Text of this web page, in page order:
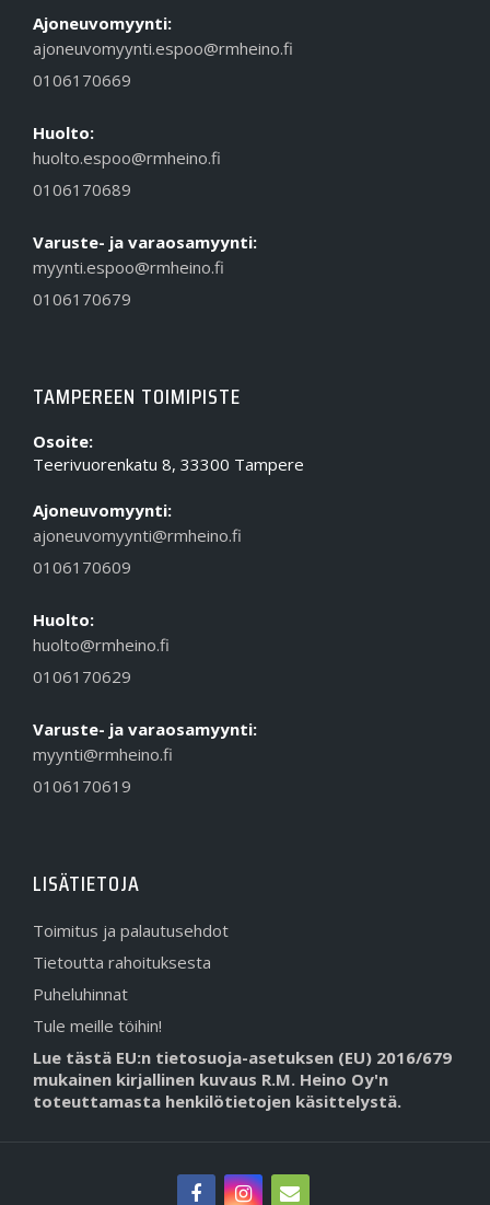
Ajoneuvomyynti:
ajoneuvomyynti.espoo@rmheino.fi
0106170669
Huolto:
huolto.espoo@rmheino.fi
0106170689
Varuste- ja varaosamyynti:
myynti.espoo@rmheino.fi
0106170679
TAMPEREEN TOIMIPISTE
Osoite:
Teerivuorenkatu 8, 33300 Tampere
Ajoneuvomyynti:
ajoneuvomyynti@rmheino.fi
0106170609
Huolto:
huolto@rmheino.fi
0106170629
Varuste- ja varaosamyynti:
myynti@rmheino.fi
0106170619
LISÄTIETOJA
Toimitus ja palautusehdot
Tietoutta rahoituksesta
Puheluhinnat
Tule meille töihin!
Lue tästä EU:n tietosuoja-asetuksen (EU) 2016/679
mukainen kirjallinen kuvaus R.M. Heino Oy'n
toteuttamasta henkilötietojen käsittelystä.